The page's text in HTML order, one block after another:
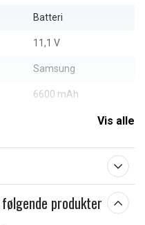
Batteri
11,1 V
Samsung
6600 mAh
Vis alle
produkter